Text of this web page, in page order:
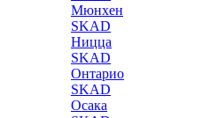
Мюнхен
SKAD
Ницца
SKAD
Онтарио
SKAD
Осака